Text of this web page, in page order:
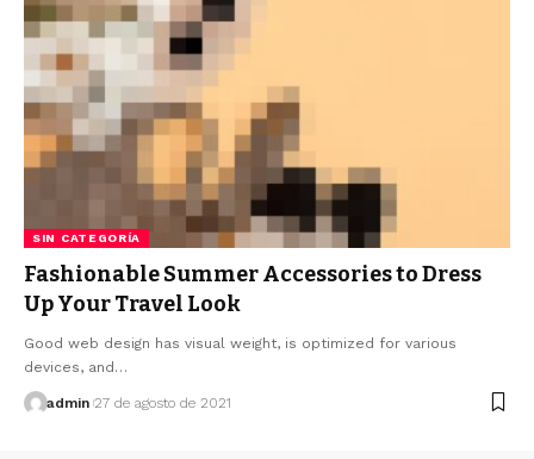
SIN CATEGORÍA
Fashionable Summer Accessories to Dress
Up Your Travel Look
Good web design has visual weight, is optimized for various
devices, and…
admin 27 de agosto de 2021